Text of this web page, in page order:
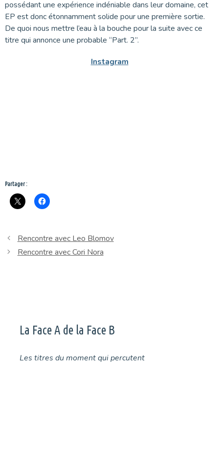
possédant une expérience indéniable dans leur domaine, cet
EP est donc étonnamment solide pour une première sortie.
De quoi nous mettre l’eau à la bouche pour la suite avec ce
titre qui annonce une probable “Part. 2”.
Instagram
Partager :
Rencontre avec Leo Blomov
Rencontre avec Cori Nora
La Face A de la Face B
Les titres du moment qui percutent